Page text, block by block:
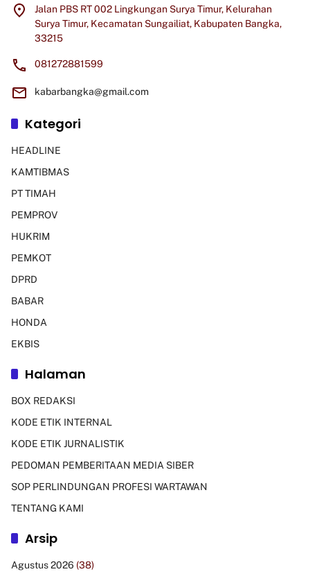
Jalan PBS RT 002 Lingkungan Surya Timur, Kelurahan
Surya Timur, Kecamatan Sungailiat, Kabupaten Bangka,
33215
081272881599
kabarbangka@gmail.com
Kategori
HEADLINE
KAMTIBMAS
PT TIMAH
PEMPROV
HUKRIM
PEMKOT
DPRD
BABAR
HONDA
EKBIS
Halaman
BOX REDAKSI
KODE ETIK INTERNAL
KODE ETIK JURNALISTIK
PEDOMAN PEMBERITAAN MEDIA SIBER
SOP PERLINDUNGAN PROFESI WARTAWAN
TENTANG KAMI
Arsip
Agustus 2026 (38)